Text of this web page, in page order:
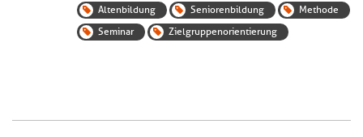
Altenbildung Seniorenbildung
Methode
Seminar
Zielgruppenorientierung